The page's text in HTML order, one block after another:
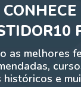
as melhores
históricos e